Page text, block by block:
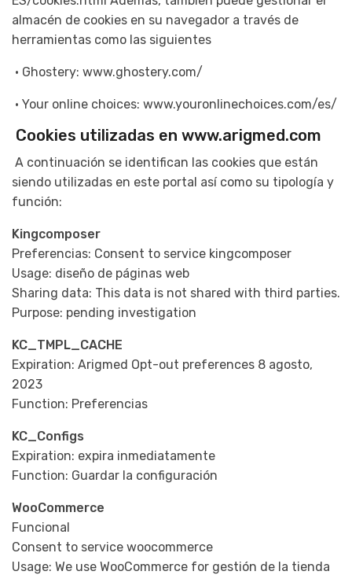
almacén de cookies en su navegador a través de
herramientas como las siguientes
• Ghostery: www.ghostery.com/
• Your online choices: www.youronlinechoices.com/es/
Cookies utilizadas en www.arigmed.com
A continuación se identifican las cookies que están
siendo utilizadas en este portal así como su tipología y
función:
Kingcomposer
Preferencias: Consent to service kingcomposer
Usage: diseño de páginas web
Sharing data: This data is not shared with third parties.
Purpose: pending investigation
KC_TMPL_CACHE
Expiration: Arigmed Opt-out preferences 8 agosto,
2023
Function: Preferencias
KC_Configs
Expiration: expira inmediatamente
Function: Guardar la configuración
WooCommerce
Funcional
Consent to service woocommerce
Usage: We use WooCommerce for gestión de la tienda